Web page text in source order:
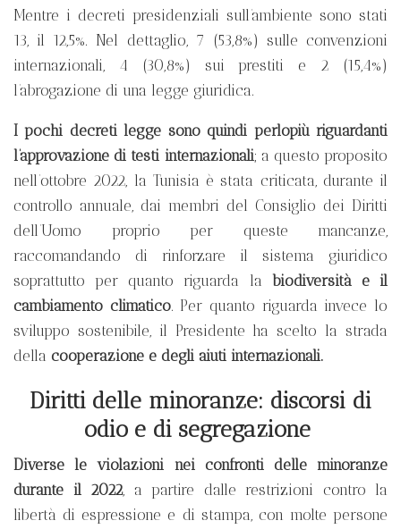
Mentre i decreti presidenziali sull’ambiente sono stati
13, il 12,5%. Nel dettaglio, 7 (53,8%) sulle convenzioni
internazionali, 4 (30,8%) sui prestiti e 2 (15,4%)
l’abrogazione di una legge giuridica.
I pochi decreti legge sono quindi perlopiù riguardanti
l’approvazione di testi internazionali; a questo proposito
nell’ottobre 2022, la Tunisia è stata criticata, durante il
controllo annuale, dai membri del Consiglio dei Diritti
dell’Uomo proprio per queste mancanze,
raccomandando di rinforzare il sistema giuridico
soprattutto per quanto riguarda la biodiversità e il
cambiamento climatico. Per quanto riguarda invece lo
sviluppo sostenibile, il Presidente ha scelto la strada
della cooperazione e degli aiuti internazionali.
Diritti delle minoranze: discorsi di
odio e di segregazione
Diverse le violazioni nei confronti delle minoranze
durante il 2022, a partire dalle restrizioni contro la
libertà di espressione e di stampa, con molte persone